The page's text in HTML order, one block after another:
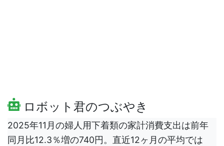
ロボット君のつぶやき
2025年11月の婦人用下着類の家計消費支出は前年
同月比12.3％増の740円。直近12ヶ月の平均では